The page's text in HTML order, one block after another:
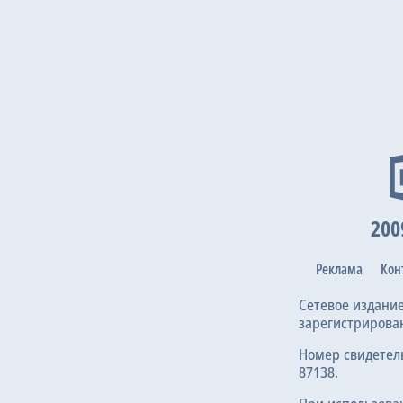
Реклама
Сетевое
Номер
87138.